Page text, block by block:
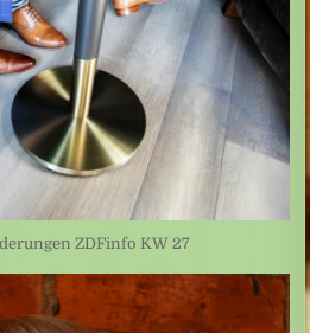
ZDFinfo KW 27